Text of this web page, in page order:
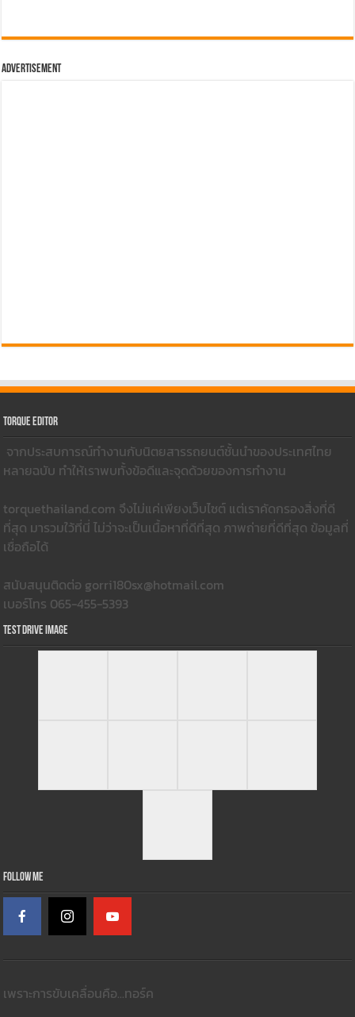
Advertisement
Torque Editor
จากประสบการณ์ทำงานกับนิตยสารรถยนต์ชั้นนำของประเทศไทย
หลายฉบับ ทำให้เราพบทั้งข้อดีและจุดด้วยของการทำงาน
torquethailand.com จึงไม่แค่เพียงเว็บไซต์ แต่เราคัดกรองสิ่งที่ดี
ที่สุด มารวมใว้ที่นี่ ไม่ว่าจะเป็นเนื้อหาที่ดีที่สุด ภาพถ่ายที่ดีที่สุด ข้อมูลที่
เชื่อถือได้
สนับสนุนติดต่อ gorri180sx@hotmail.com
เบอร์โทร 065-455-5393
Test Drive Image
Follow Me
เพราะการขับเคลื่อนคือ...ทอร์ค